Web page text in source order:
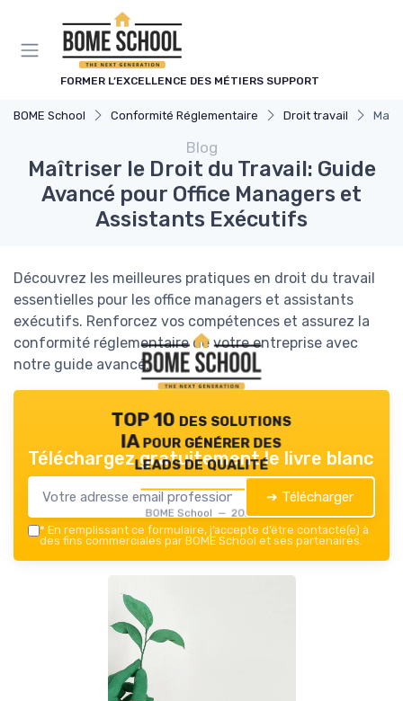
FORMER L’EXCELLENCE DES MÉTIERS SUPPORT
BOME School Conformité Réglementaire Droit travail
Blog
Maîtriser le Droit du Travail: Guide
Avancé pour Office Managers et
Assistants Exécutifs
Découvrez les meilleures pratiques en droit du travail
essentielles pour les office managers et assistants
exécutifs. Renforcez vos compétences et assurez la
conformité réglementaire de votre entreprise avec
notre guide avancé.
TOP 10 des solutions
IA pour générer des
leads de qualité
BOME School — 2026
Téléchargez gratuitement le livre blanc
➔ Télécharger
* En remplissant ce formulaire, j’accepte d’être contacté(e) à
des fins commerciales par BOME School et ses partenaires.
Panneau de gestion des cookies